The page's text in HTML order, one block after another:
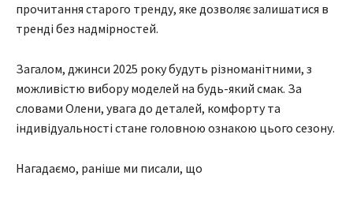
прочитання старого тренду, яке дозволяє залишатися в
тренді без надмірностей.
Загалом, джинси 2025 року будуть різноманітними, з
можливістю вибору моделей на будь-який смак. За
словами Олени, увага до деталей, комфорту та
індивідуальності стане головною ознакою цього сезону.
Нагадаємо, раніше ми писали, що